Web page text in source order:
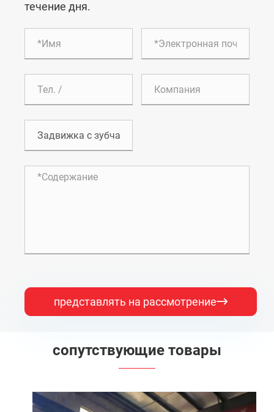
течение дня.
представлять на рассмотрение
сопутствующие товары